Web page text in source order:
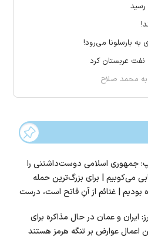
رسید
به بارسلونا می‌رود!
نفت عربستان کرد
به محمد صلاح
جمهوری اسلامی دوست‌داشتنی را
می‌کوبیم | برای بزرگ‌ترین حمله
بودیم | غنائم از آنِ فاتح است، درست
ایران و عمان در حال مذاکره برای
اعمال عوارض بر تنگه هرمز هستند